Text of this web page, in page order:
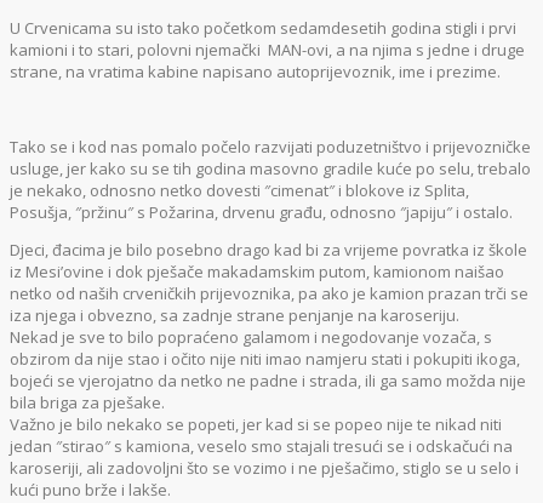
U Crvenicama su isto tako početkom sedamdesetih godina stigli i prvi
kamioni i to stari, polovni njemački MAN-ovi, a na njima s jedne i druge
strane, na vratima kabine napisano autoprijevoznik, ime i prezime.
Tako se i kod nas pomalo počelo razvijati poduzetništvo i prijevozničke
usluge, jer kako su se tih godina masovno gradile kuće po selu, trebalo
je nekako, odnosno netko dovesti ″cimenat″ i blokove iz Splita,
Posušja, ″pržinu″ s Požarina, drvenu građu, odnosno ″japiju″ i ostalo.
Djeci, đacima je bilo posebno drago kad bi za vrijeme povratka iz škole
iz Mesi’ovine i dok pješače makadamskim putom, kamionom naišao
netko od naših crveničkih prijevoznika, pa ako je kamion prazan trči se
iza njega i obvezno, sa zadnje strane penjanje na karoseriju.
Nekad je sve to bilo popraćeno galamom i negodovanje vozača, s
obzirom da nije stao i očito nije niti imao namjeru stati i pokupiti ikoga,
bojeći se vjerojatno da netko ne padne i strada, ili ga samo možda nije
bila briga za pješake.
Važno je bilo nekako se popeti, jer kad si se popeo nije te nikad niti
jedan ″stirao″ s kamiona, veselo smo stajali tresući se i odskačući na
karoseriji, ali zadovoljni što se vozimo i ne pješačimo, stiglo se u selo i
kući puno brže i lakše.